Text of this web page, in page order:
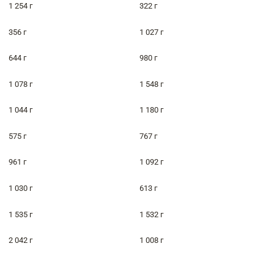
1 254 г 322 г
356 г 1 027 г
644 г 980 г
1 078 г 1 548 г
1 044 г 1 180 г
575 г 767 г
961 г 1 092 г
1 030 г 613 г
1 535 г 1 532 г
2 042 г 1 008 г